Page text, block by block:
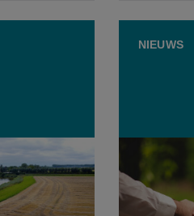
ziet
te
strenger
NIEUWS
Europa
verenigen